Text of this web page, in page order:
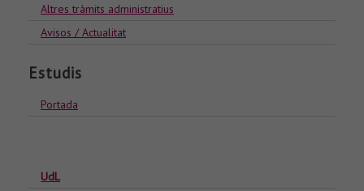
Altres tràmits administratius
Avisos / Actualitat
Estudis
Portada
UdL